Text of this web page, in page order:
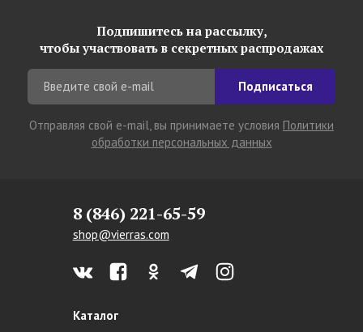
Подпишитесь на рассылку,
чтобы участвовать в секретных распродажах
Подписаться
Отправляя свой e-mail, вы принимаете условия Политики
обработки персональных данных
8 (846) 221-65-59
shop@vierras.com
Каталог